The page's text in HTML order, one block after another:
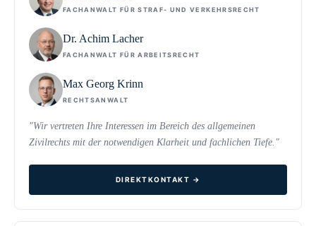
FACHANWALT FÜR STRAF- UND VERKEHRSRECHT
Dr. Achim Lacher
FACHANWALT FÜR ARBEITSRECHT
Max Georg Krinn
RECHTSANWALT
"Wir vertreten Ihre Interessen im Bereich des allgemeinen
Zivilrechts mit der notwendigen Klarheit und fachlichen Tiefe."
DIREKTKONTAKT →